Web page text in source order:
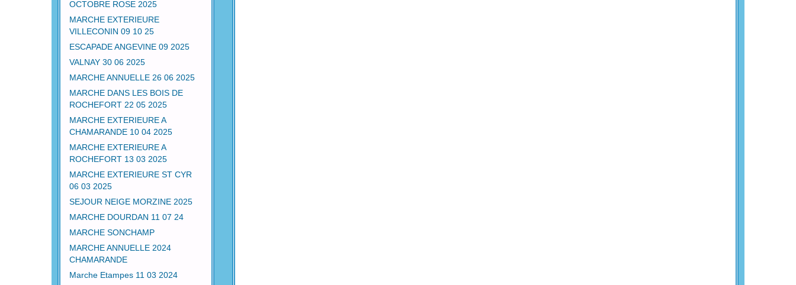
OCTOBRE ROSE 2025
MARCHE EXTERIEURE
VILLECONIN 09 10 25
ESCAPADE ANGEVINE 09 2025
VALNAY 30 06 2025
MARCHE ANNUELLE 26 06 2025
MARCHE DANS LES BOIS DE
ROCHEFORT 22 05 2025
MARCHE EXTERIEURE A
CHAMARANDE 10 04 2025
MARCHE EXTERIEURE A
ROCHEFORT 13 03 2025
MARCHE EXTERIEURE ST CYR
06 03 2025
SEJOUR NEIGE MORZINE 2025
MARCHE DOURDAN 11 07 24
MARCHE SONCHAMP
MARCHE ANNUELLE 2024
CHAMARANDE
Marche Etampes 11 03 2024